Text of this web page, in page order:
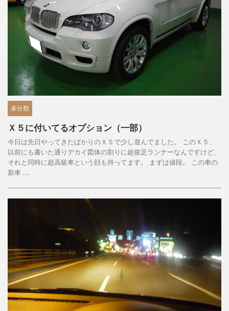
未分類
Ｘ５に付いてるオプション（一部）
今日は先日やってきたばかりのＸ５で少し遊んでました。 このＸ５、
以前にも書いた通りデカイ図体の割りに超俊足ランナーなんですけど、
それと同時に超高級車という顔も持ってます。 まずは値段。 この車の
新車 ...